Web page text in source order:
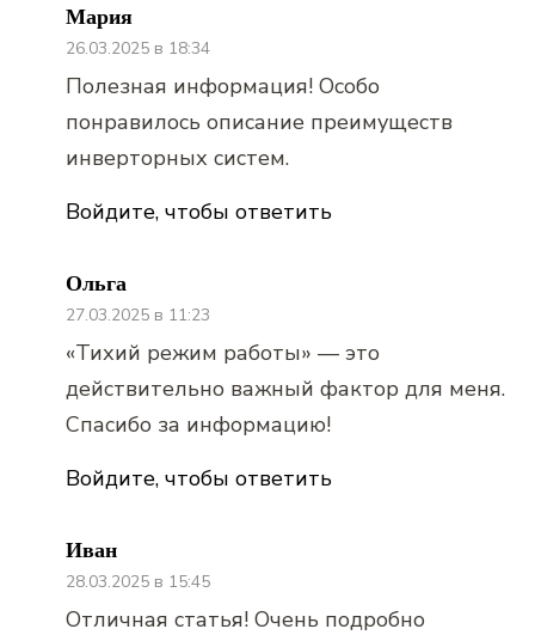
Мария
26.03.2025 в 18:34
Войдите, чтобы ответить
Полезная информация! Особо
понравилось описание преимуществ
инверторных систем.
Ольга
27.03.2025 в 11:23
Войдите, чтобы ответить
«Тихий режим работы» — это
действительно важный фактор для меня.
Спасибо за информацию!
Иван
28.03.2025 в 15:45
Отличная статья! Очень подробно